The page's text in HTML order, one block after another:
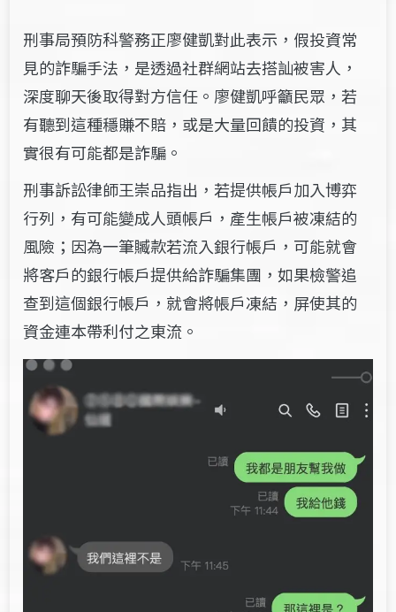
刑事局預防科警務正廖健凱對此表示，假投資常
見的詐騙手法，是透過社群網站去搭訕被害人，
深度聊天後取得對方信任。廖健凱呼籲民眾，若
有聽到這種穩賺不賠，或是大量回饋的投資，其
實很有可能都是詐騙。
刑事訴訟律師王崇品指出，若提供帳戶加入博弈
行列，有可能變成人頭帳戶，產生帳戶被凍結的
風險；因為一筆贓款若流入銀行帳戶，可能就會
將客戶的銀行帳戶提供給詐騙集團，如果檢警追
查到這個銀行帳戶，就會將帳戶凍結，屏使其的
資金連本帶利付之東流。